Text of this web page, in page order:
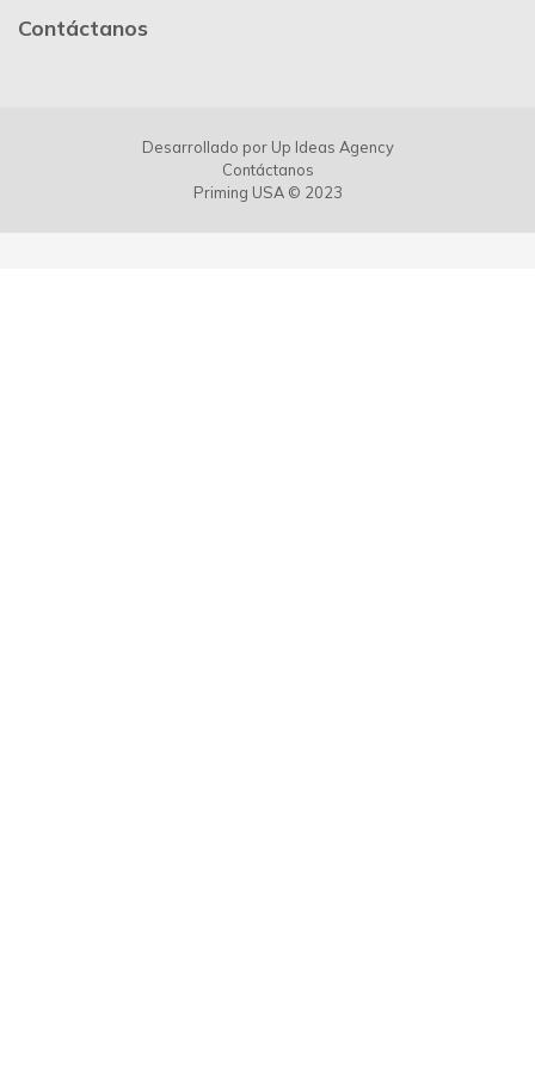
Contáctanos
Desarrollado por Up Ideas Agency
Contáctanos
Priming USA © 2023